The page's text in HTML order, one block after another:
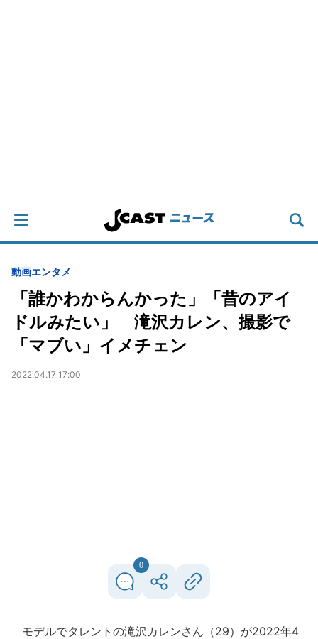
動画エンタメ
「誰かわからんかった」「昔のアイ
ドルみたい」 滝沢カレン、撮影で
「マブい」イメチェン
2022.04.17 17:00
0
モデルでタレントの滝沢カレンさん（29）が2022年4